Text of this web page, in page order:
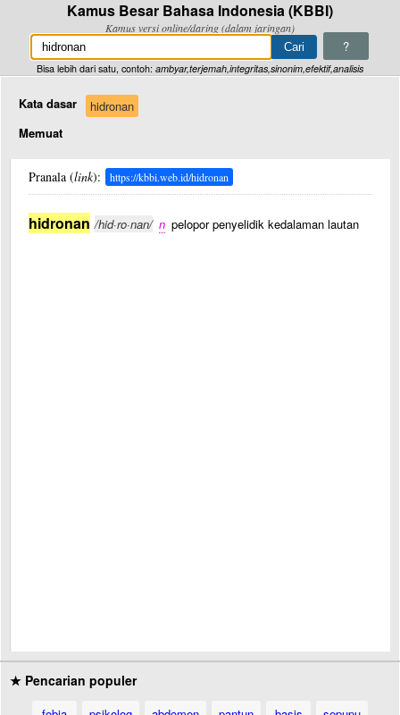
Kamus Besar Bahasa Indonesia (KBBI)
Kamus versi online/daring (dalam jaringan)
?
Bisa lebih dari satu, contoh: ambyar,terjemah,integritas,sinonim,efektif,analisis
Kata dasar
hidronan
Memuat
Pranala (link): https://kbbi.web.id/hidronan
hidronan /hid·ro·nan/ n pelopor penyelidik kedalaman lautan
★ Pencarian populer